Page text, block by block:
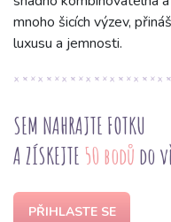
mnoho šicích výzev,
luxusu a jemnosti.
SEM NAHRAJTE FOTKU
A ZÍSKEJTE 50 bodů do
PŘIHLASTE SE